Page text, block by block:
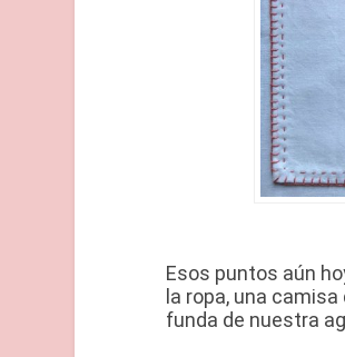
Esos puntos aún
la ropa, una
funda de nuestra